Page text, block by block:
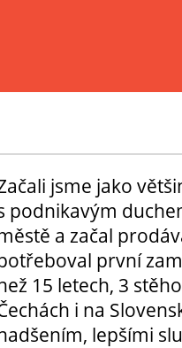
jsme jako
podnikavým
a začal
první
15 letech, 3
i na
lepšími